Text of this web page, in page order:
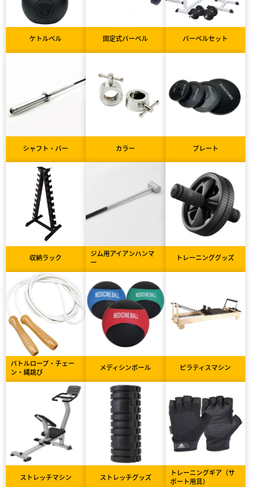
ケトルベル 固定式バーベル バーベルセット
シャフト・バー カラー プレート
収納ラック
ジム用アイアンハンマ
ー
トレーニンググッズ
バトルロープ・チェー
ン・縄跳び
メディシンボール ピラティスマシン
ストレッチマシン ストレッチグッズ
トレーニングギア（サ
ポート用具）